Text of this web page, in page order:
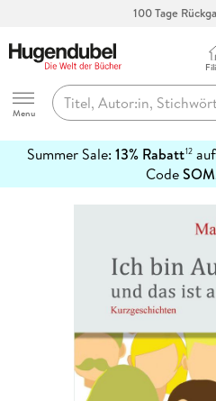
100 Tage
Hugendubel
Menu
Summer Sale: 13% Rabatt12auf
Code
erfahren